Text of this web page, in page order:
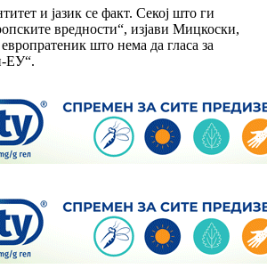
и јазик се факт. Секој што ги
вредности“, изјави Мицкоски,
европратеник што нема да гласа за
ЕУ“.